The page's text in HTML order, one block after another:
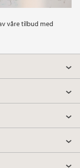
våre tilbud med